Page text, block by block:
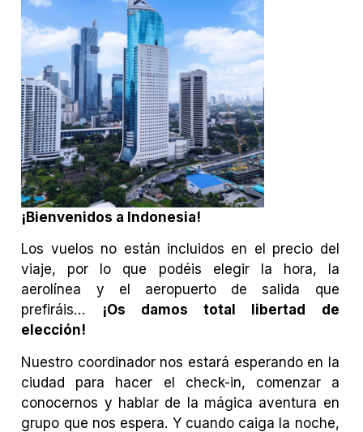
¡Bienvenidos a Indonesia!
Los vuelos no están incluidos en el precio del
viaje, por lo que podéis elegir la hora, la
aerolínea y el aeropuerto de salida que
prefiráis…
¡Os damos total libertad de
elección!
Nuestro coordinador nos estará esperando en la
ciudad para hacer el check-in, comenzar a
conocernos y hablar de la mágica aventura en
grupo que nos espera. Y cuando caiga la noche,